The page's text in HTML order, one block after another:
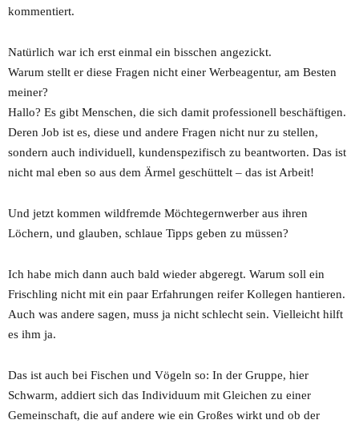
kommentiert.
Natürlich war ich erst einmal ein bisschen angezickt.
Warum stellt er diese Fragen nicht einer Werbeagentur, am Besten
meiner?
Hallo? Es gibt Menschen, die sich damit professionell beschäftigen.
Deren Job ist es, diese und andere Fragen nicht nur zu stellen,
sondern auch individuell, kundenspezifisch zu beantworten. Das ist
nicht mal eben so aus dem Ärmel geschüttelt – das ist Arbeit!
Und jetzt kommen wildfremde Möchtegernwerber aus ihren
Löchern, und glauben, schlaue Tipps geben zu müssen?
Ich habe mich dann auch bald wieder abgeregt. Warum soll ein
Frischling nicht mit ein paar Erfahrungen reifer Kollegen hantieren.
Auch was andere sagen, muss ja nicht schlecht sein. Vielleicht hilft
es ihm ja.
Das ist auch bei Fischen und Vögeln so: In der Gruppe, hier
Schwarm, addiert sich das Individuum mit Gleichen zu einer
Gemeinschaft, die auf andere wie ein Großes wirkt und ob der